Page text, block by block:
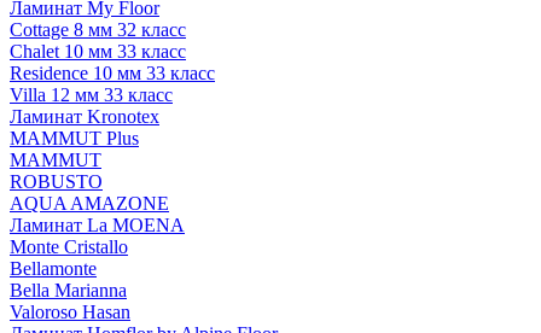
Ламинат My Floor
Cottage 8 мм 32 класс
Chalet 10 мм 33 класс
Residence 10 мм 33 класс
Villa 12 мм 33 класс
Ламинат Kronotex
MAMMUT Plus
MAMMUT
ROBUSTO
AQUA AMAZONE
Ламинат La MOENA
Monte Cristallo
Bellamonte
Bella Marianna
Valoroso Hasan